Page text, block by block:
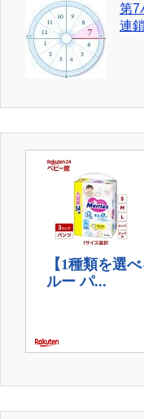
第7
連